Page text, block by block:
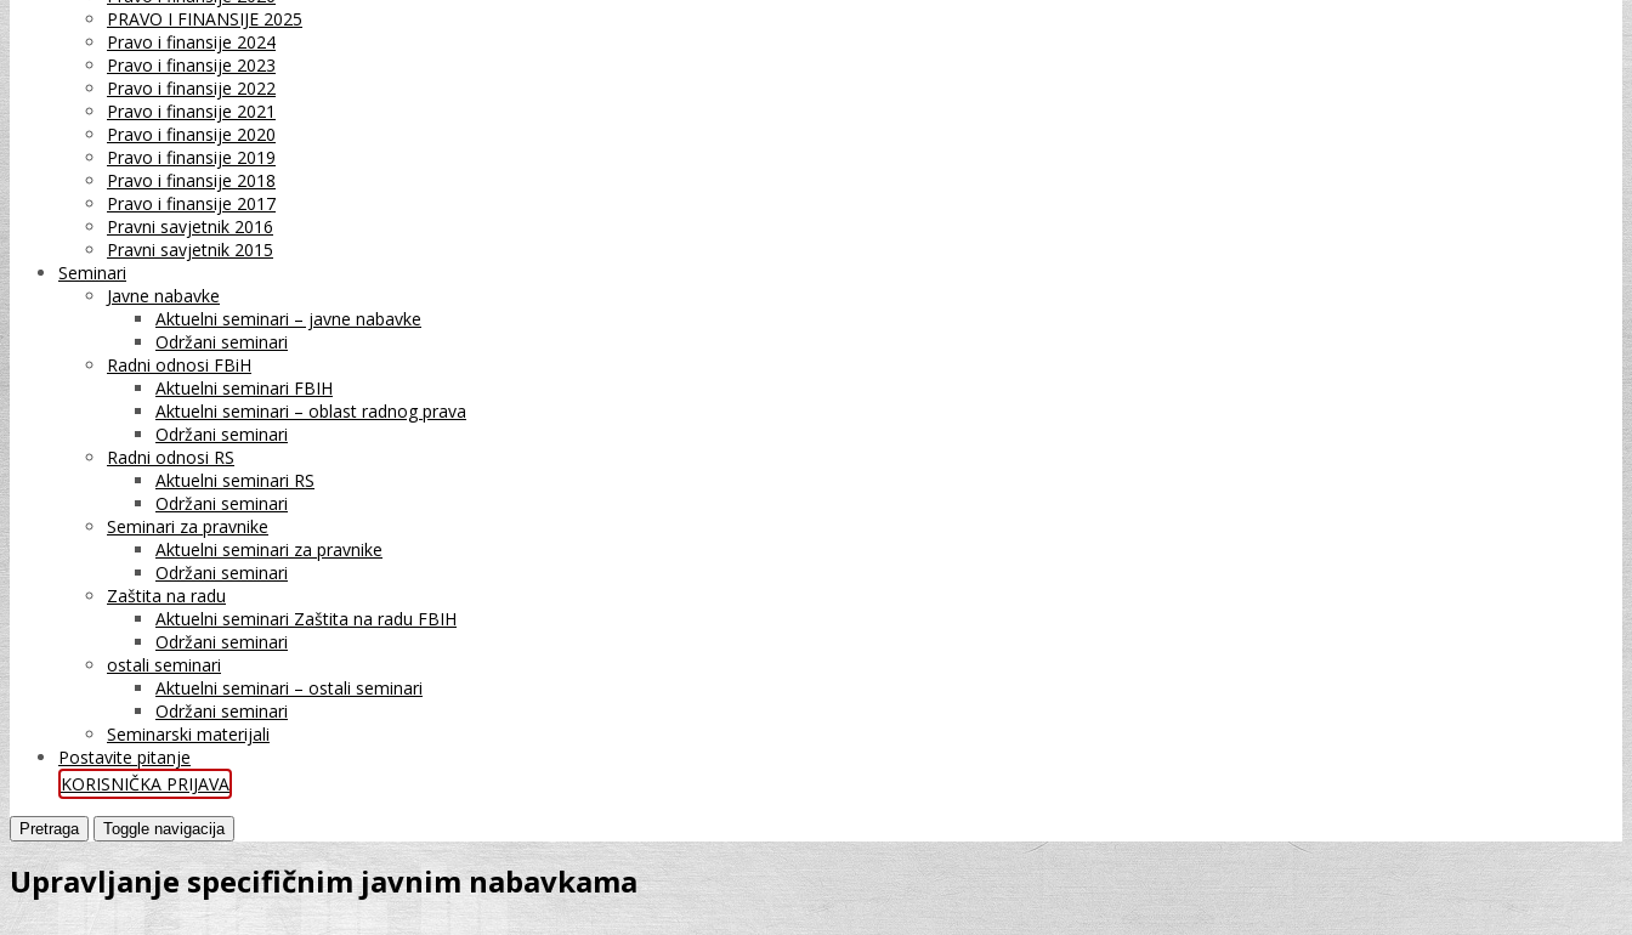
PRAVO I FINANSIJE 2025
Pravo i finansije 2024
Pravo i finansije 2023
Pravo i finansije 2022
Pravo i finansije 2021
Pravo i finansije 2020
Pravo i finansije 2019
Pravo i finansije 2018
Pravo i finansije 2017
Pravni savjetnik 2016
Pravni savjetnik 2015
Seminari
Javne nabavke
Aktuelni seminari – javne nabavke
Održani seminari
Radni odnosi FBiH
Aktuelni seminari FBIH
Aktuelni seminari – oblast radnog prava
Održani seminari
Radni odnosi RS
Aktuelni seminari RS
Održani seminari
Seminari za pravnike
Aktuelni seminari za pravnike
Održani seminari
Zaštita na radu
Aktuelni seminari Zaštita na radu FBIH
Održani seminari
ostali seminari
Aktuelni seminari – ostali seminari
Održani seminari
Seminarski materijali
Postavite pitanje
KORISNIČKA PRIJAVA
Pretraga Toggle navigacija
Upravljanje specifičnim javnim nabavkama